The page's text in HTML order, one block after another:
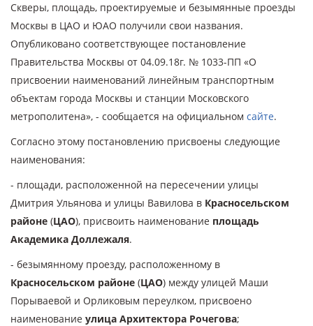
Скверы, площадь, проектируемые и безымянные проезды
Москвы в ЦАО и ЮАО получили свои названия.
Опубликовано соответствующее постановление
Правительства Москвы от 04.09.18г. № 1033-ПП «О
присвоении наименований линейным транспортным
объектам города Москвы и станции Московского
метрополитена», - сообщается на официальном сайте.
Согласно этому постановлению присвоены следующие
наименования:
- площади, расположенной на пересечении улицы
Дмитрия Ульянова и улицы Вавилова в Красносельском
районе (ЦАО), присвоить наименование площадь
Академика Доллежаля.
- безымянному проезду, расположенному в
Красносельском районе (ЦАО) между улицей Маши
Порываевой и Орликовым переулком, присвоено
наименование улица Архитектора Рочегова;